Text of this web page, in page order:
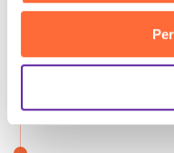
Le fasi